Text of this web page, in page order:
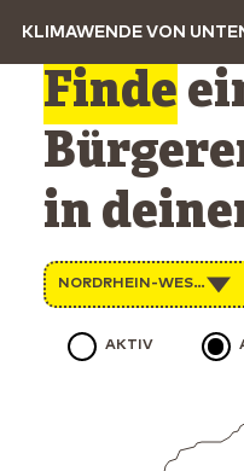
KLIMAWENDE VON
Finde
in
NORDRHEIN-
AKTIV